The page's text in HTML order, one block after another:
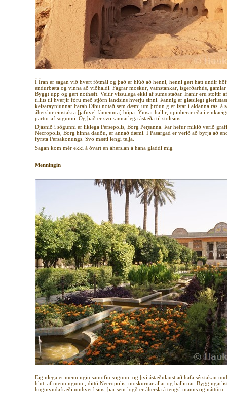
Í Íran er sagan við hvert fótmál og það er hlúð að henni, henni gert hátt undir
endurbæta og vinna að viðhaldi. Fagrar moskur, vatnstankar, ísgerðarhús,
Byggt upp og gert nothæft. Veitir vissulega ekki af sums staðar. Íranir eru stoltir
tillits til hverjir fóru með stjórn landsins hverju sinni. Þannig er glæsilegt
keisaraynjunnar Farah Dibu notað sem dæmi um þróun glerlistar í aldanna rás, á
áherslur einstakra [jafnvel fámennra] hópa. Ýmsar hallir, opinberar eða í
partur af sögunni. Og það er svo sannarlega ástæða til stoltsins.
Djásnið í sögunni er líklega Persepolis, Borg Persanna. Þar hefur mikið verið
Necropolis, Borg hinna dauðu, er annað dæmi. Í Pasargad er verið að byrja að
fyrsta Persakonungs. Svo mætti lengi telja.
Sagan kom mér ekki á óvart en áherslan á hana gladdi mig
Menningin
Eiginlega er menningin samofin sögunni og því ástæðulaust að hafa sérstakan
hluti af menningunni, dittó Necropolis, moskurnar allar og hallirnar.
hugmyndafræði umhverfisins, þar sem lögð er áhersla á tengsl manns og náttúru.